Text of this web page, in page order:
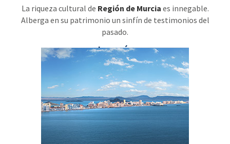
La riqueza cultural de Región de Murcia es innegable.
Alberga en su patrimonio un sinfín de testimonios del
pasado.
Leer más